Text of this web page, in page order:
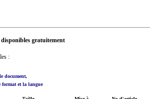
gratuitement
:
document,
format et la langue